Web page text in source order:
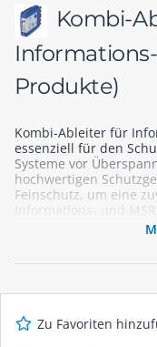
Kombi-
Produkte)
Kombi-Ableiter für
essenziell für den
Systeme vor
hochwertigen
Feinschutz, um eine
Informations- und
ideal für den Einsatz
Datenleitungen,
sichern Sie Ihre
unserem Sortiment.
Zu Favoriten